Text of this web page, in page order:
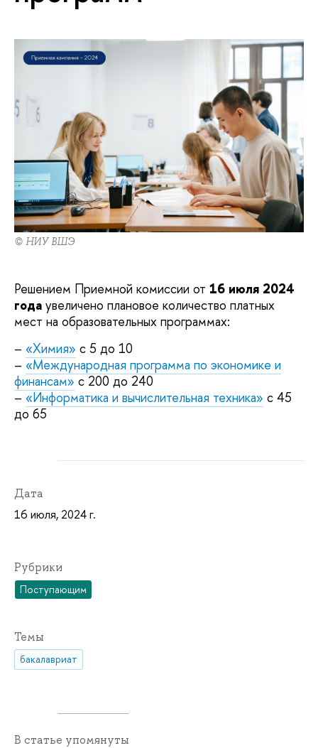
© НИУ ВШЭ
Решением Приемной комиссии от 16 июля 2024
года увеличено плановое количество платных
мест на образовательных программах:
– «Химия» с 5 до 10
– «Международная программа по экономике и
финансам» с 200 до 240
– «Информатика и вычислительная техника» с 45
до 65
Дата
16 июля, 2024 г.
Рубрики
Поступающим
Темы
бакалавриат
В статье упомянуты